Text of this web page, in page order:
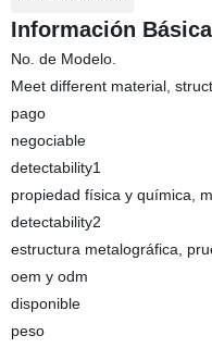
Información
No. de Modelo.
Meet different material,
pago
negociable
detectability1
propiedad física y química,
detectability2
estructura metalográfica,
oem y odm
disponible
peso